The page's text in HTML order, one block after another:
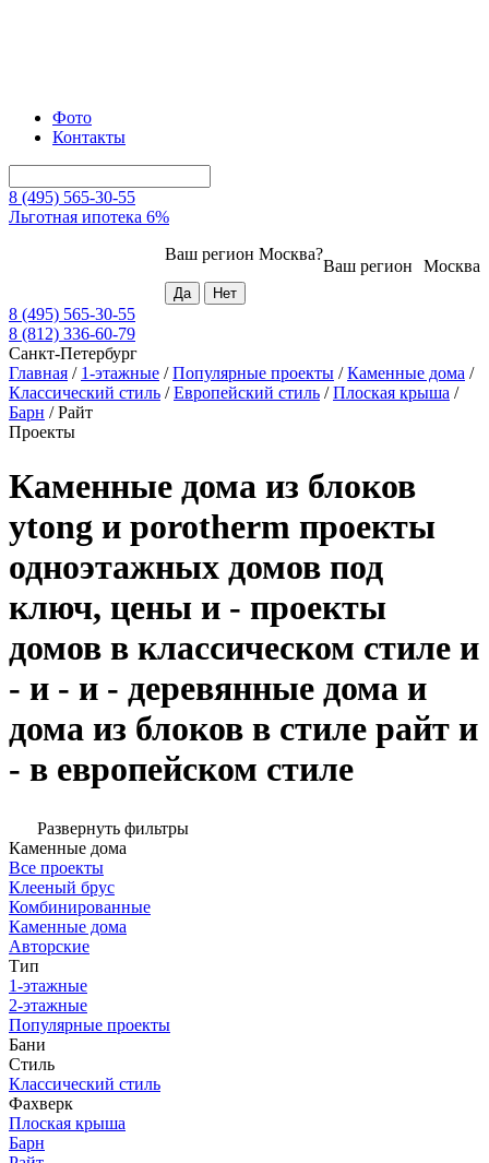
Фото
Контакты
8 (495) 565-30-55
Льготная ипотека 6%
Москва
Ваш регион
Ваш регион Москва?
8 (495) 565-30-55
8 (812) 336-60-79
Санкт-Петербург
Главная / 1-этажные /Популярные проекты /Каменные дома /
Классический стиль /Европейский стиль /Плоская крыша /
Барн /Райт
Проекты
Каменные дома из блоков
ytong и porotherm проекты
одноэтажных домов под
ключ, цены и - проекты
домов в классическом стиле и
- и - и - деревянные дома и
дома из блоков в стиле райт и
- в европейском стиле
Развернуть фильтры
Каменные дома
Все проекты
Клееный брус
Комбинированные
Каменные дома
Авторские
Тип
1-этажные
2-этажные
Популярные проекты
Бани
Стиль
Классический стиль
Фахверк
Плоская крыша
Барн